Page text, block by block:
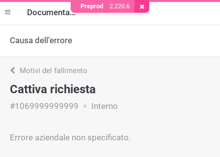
Documentazione
Causa dell’errore
Motivi del fallimento
Cattiva richiesta
#1069999999999 Interno
Errore aziendale non specificato.
Preprod 2.220.6 Rimuovere il cookie